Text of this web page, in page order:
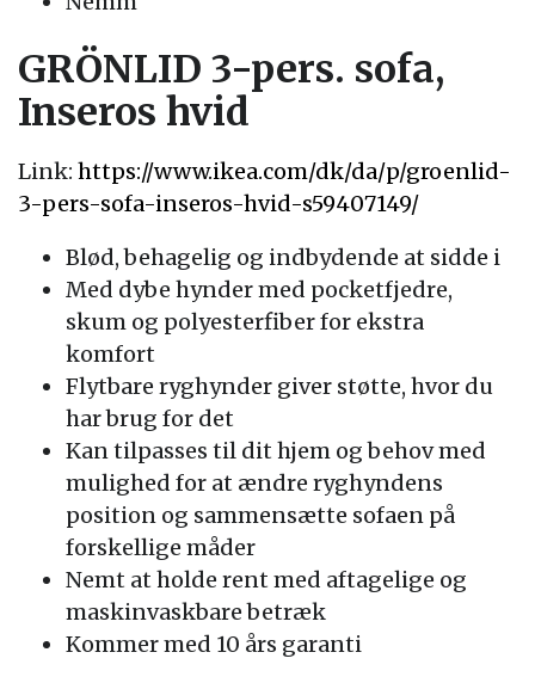
GRÖNLID 3-pers. sofa,
Inseros hvid
Link: https://www.ikea.com/dk/da/p/groenlid-
3-pers-sofa-inseros-hvid-s59407149/
Blød, behagelig og indbydende at sidde i
Med dybe hynder med pocketfjedre,
skum og polyesterfiber for ekstra
komfort
Flytbare ryghynder giver støtte, hvor du
har brug for det
Kan tilpasses til dit hjem og behov med
mulighed for at ændre ryghyndens
position og sammensætte sofaen på
forskellige måder
Nemt at holde rent med aftagelige og
maskinvaskbare betræk
Kommer med 10 års garanti